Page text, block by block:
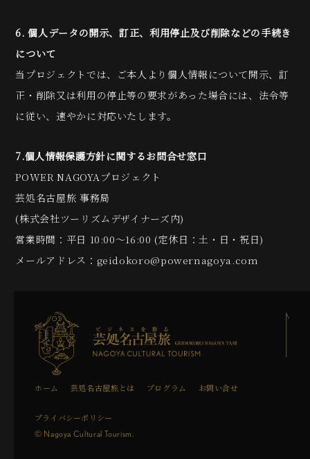
6. 個人データの開示、訂正、利用停止及び削除などの手続き
について
当プロジェクトでは、ご本人より個人情報について開示、訂
正・削除又は利用の停止等の要求があった場合には、法令等
に従い、速やかに対応いたします。
7.個人情報保護方針に関するお問合せ窓口
POWER NAGOYAプロジェクト
芸処名古屋旅 事務局
(株式会社ツーリズムデザイナーズ内)
営業時間：平日 10:00～16:00 (定休日：土・日・祝日)
メールアドレス：geidokoro@powernagoya.com
ホーム 芸処名古屋旅とは プログラム お問い合せ
プライバシーポリシー
© Nagoya Cultural Tourism.